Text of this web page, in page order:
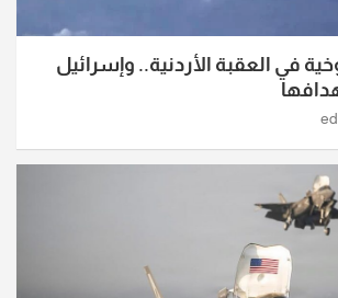
في العقبة الأردنية.. وإسرائيل